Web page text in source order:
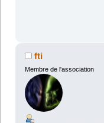
fti
Membre de l'association